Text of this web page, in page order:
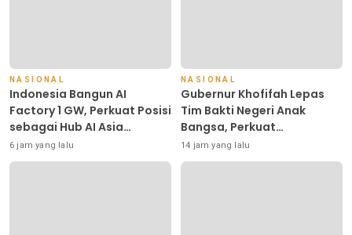
NASIONAL
Indonesia Bangun AI
Factory 1 GW, Perkuat Posisi
sebagai Hub AI Asia
Tenggara
6 jam yang lalu
NASIONAL
Gubernur Khofifah Lepas
Tim Bakti Negeri Anak
Bangsa, Perkuat
Kepedulian kepada
Keluarga Pahlawan dan
14 jam yang lalu